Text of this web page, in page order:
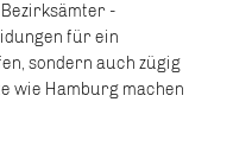
-
für ein
sondern auch zügig
wie Hamburg machen